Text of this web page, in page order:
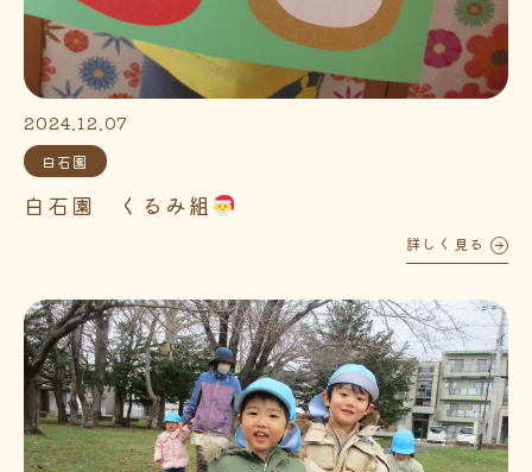
2024.12.07
白石園
白石園 くるみ組
詳しく見る